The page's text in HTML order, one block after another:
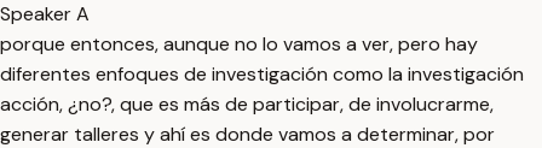
Speaker A
porque entonces, aunque no lo vamos a ver, pero hay
diferentes enfoques de investigación como la investigación
acción, ¿no?, que es más de participar, de involucrarme,
generar talleres y ahí es donde vamos a determinar, por